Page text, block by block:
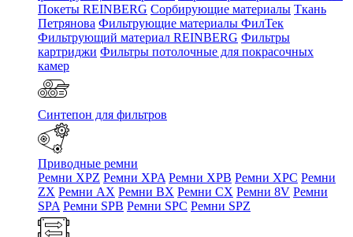
Покеты REINBERG Сорбирующие материалы Ткань
Петрянова Фильтрующие материалы ФилТек
Фильтрующий материал REINBERG Фильтры
картриджи Фильтры потолочные для покрасочных
камер
Синтепон для фильтров
Приводные ремни
Ремни XPZ Ремни XPA Ремни XPB Ремни XPC Ремни
ZX Ремни AX Ремни BX Ремни CX Ремни 8V Ремни
SPA Ремни SPB Ремни SPC Ремни SPZ